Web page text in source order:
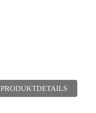
PRODUKTDETAILS